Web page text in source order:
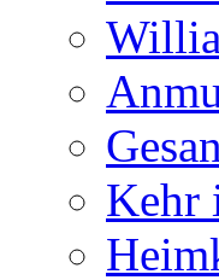
Kehr